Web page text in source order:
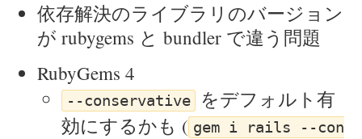
依存解決のライブラリのバージョン
が rubygems と bundler で違う問題
RubyGems 4
--conservative
をデフォルト有
効にするかも ( gem i rails --con